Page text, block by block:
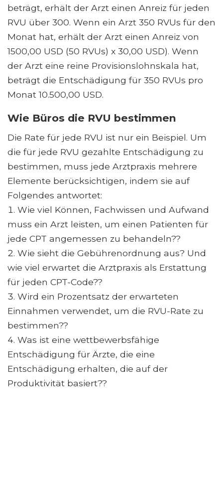
beträgt, erhält der Arzt einen Anreiz für jeden
RVU über 300. Wenn ein Arzt 350 RVUs für den
Monat hat, erhält der Arzt einen Anreiz von
1500,00 USD (50 RVUs) x 30,00 USD). Wenn
der Arzt eine reine Provisionslohnskala hat,
beträgt die Entschädigung für 350 RVUs pro
Monat 10.500,00 USD.
Wie Büros die RVU bestimmen
Die Rate für jede RVU ist nur ein Beispiel. Um
die für jede RVU gezahlte Entschädigung zu
bestimmen, muss jede Arztpraxis mehrere
Elemente berücksichtigen, indem sie auf
Folgendes antwortet:
Wie viel Können, Fachwissen und Aufwand
muss ein Arzt leisten, um einen Patienten für
jede CPT angemessen zu behandeln??
Wie sieht die Gebührenordnung aus? Und
wie viel erwartet die Arztpraxis als Erstattung
für jeden CPT-Code??
Wird ein Prozentsatz der erwarteten
Einnahmen verwendet, um die RVU-Rate zu
bestimmen??
Was ist eine wettbewerbsfähige
Entschädigung für Ärzte, die eine
Entschädigung erhalten, die auf der
Produktivität basiert??